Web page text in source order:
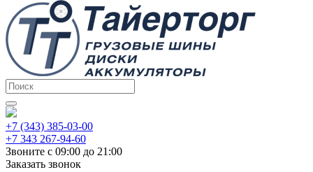
+7 (343) 385-03-00
+7 343 267-94-60
Звоните с 09:00 до 21:00
Заказать звонок